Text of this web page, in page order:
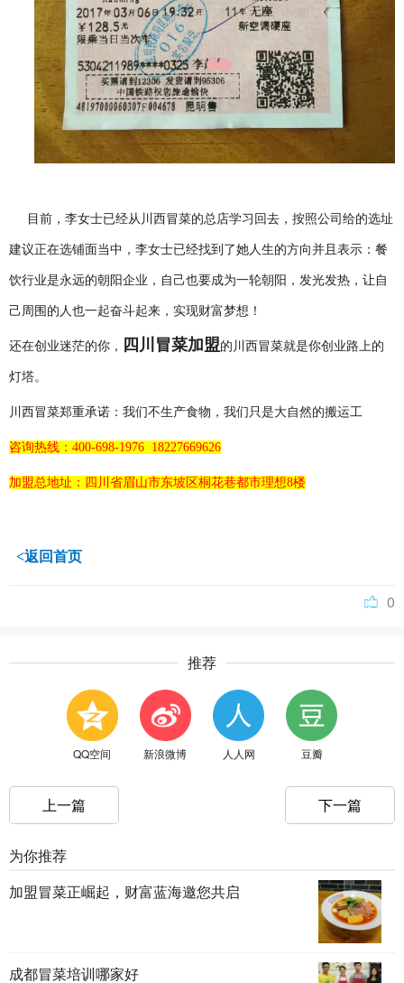
目前，李女士已经从川西冒菜的总店学习回去，按照公司给的选址
建议正在选铺面当中，李女士已经找到了她人生的方向并且 表示： 餐
饮行业是永远的朝阳企业，自己也要成为一轮朝阳，发光发热，让自
己周围的人也一起奋斗起来，实现财富梦想！
还在创业迷茫的你， 四川冒菜加盟的川西冒菜就是你创业路上的
灯塔。
川西冒菜郑重承诺：我们不生产食物，我们只是大自然的搬运工
咨询热线：400-698-1976 18227669626
加盟总地址：四川省眉山市东坡区桐花巷都市理想8楼
<返回首页
0
推荐
QQ空间 新浪微博 人人网 豆瓣
上一篇 下一篇
为你推荐
加盟冒菜正崛起，财富蓝海邀您共启
成都冒菜培训哪家好